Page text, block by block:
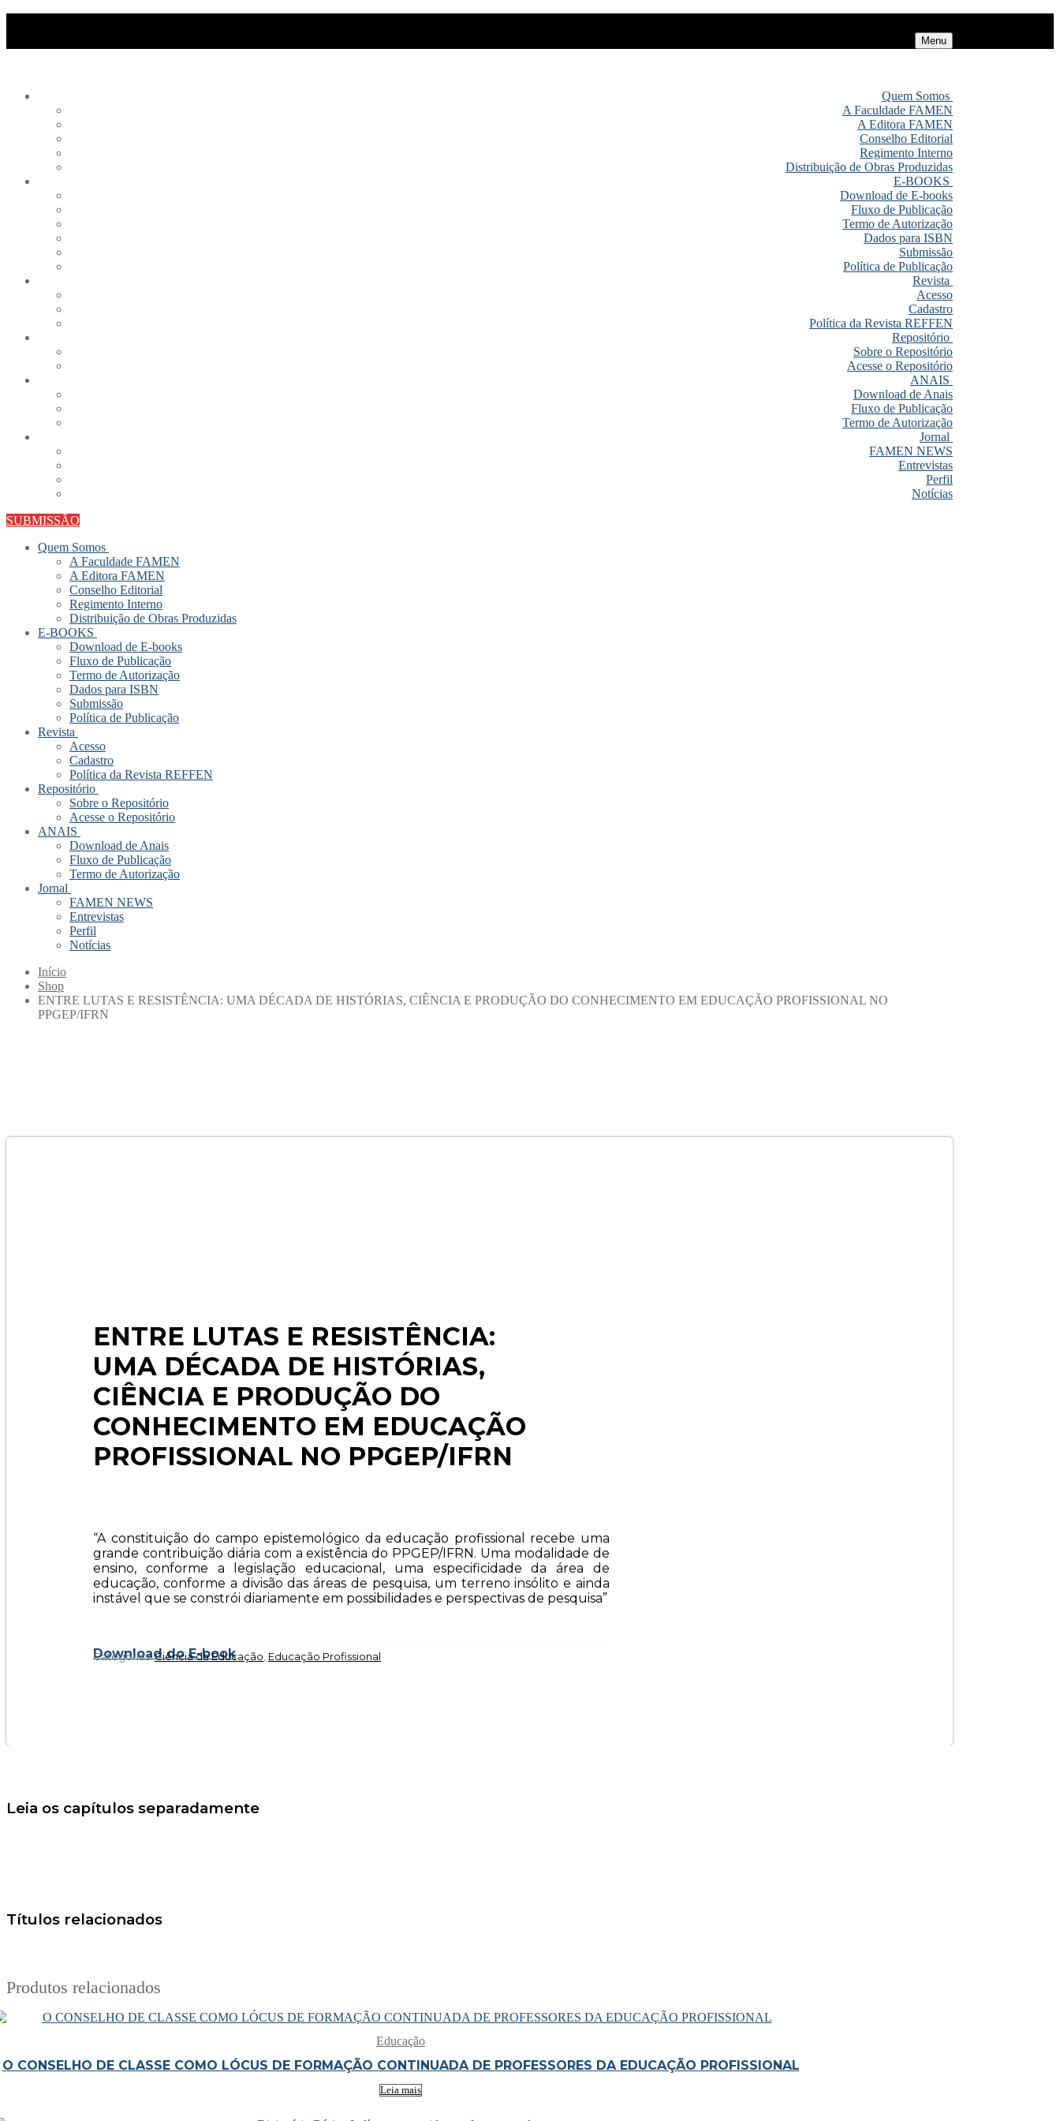
Menu
Quem Somos
A Faculdade FAMEN
A Editora FAMEN
Conselho Editorial
Regimento Interno
Distribuição de Obras Produzidas
E-BOOKS
Download de E-books
Fluxo de Publicação
Termo de Autorização
Dados para ISBN
Submissão
Política de Publicação
Revista
Acesso
Cadastro
Política da Revista REFFEN
Repositório
Sobre o Repositório
Acesse o Repositório
ANAIS
Download de Anais
Fluxo de Publicação
Termo de Autorização
Jornal
FAMEN NEWS
Entrevistas
Perfil
Notícias
SUBMISSÃO
Quem Somos
A Faculdade FAMEN
A Editora FAMEN
Conselho Editorial
Regimento Interno
Distribuição de Obras Produzidas
E-BOOKS
Download de E-books
Fluxo de Publicação
Termo de Autorização
Dados para ISBN
Submissão
Política de Publicação
Revista
Acesso
Cadastro
Política da Revista REFFEN
Repositório
Sobre o Repositório
Acesse o Repositório
ANAIS
Download de Anais
Fluxo de Publicação
Termo de Autorização
Jornal
FAMEN NEWS
Entrevistas
Perfil
Notícias
Início
Shop
ENTRE LUTAS E RESISTÊNCIA: UMA DÉCADA DE HISTÓRIAS, CIÊNCIA E PRODUÇÃO DO CONHECIMENTO EM EDUCAÇÃO PROFISSIONAL NO
PPGEP/IFRN
ENTRE LUTAS E RESISTÊNCIA:
UMA DÉCADA DE HISTÓRIAS,
CIÊNCIA E PRODUÇÃO DO
CONHECIMENTO EM EDUCAÇÃO
PROFISSIONAL NO PPGEP/IFRN
“A constituição do campo epistemológico da educação profissional recebe uma
grande contribuição diária com a existência do PPGEP/IFRN. Uma modalidade de
ensino, conforme a legislação educacional, uma especificidade da área de
educação, conforme a divisão das áreas de pesquisa, um terreno insólito e ainda
instável que se constrói diariamente em possibilidades e perspectivas de pesquisa”
Download do E-book
Categorias:Ciência da Educação Educação Profissional
Leia os capítulos separadamente
Títulos relacionados
Produtos relacionados
Educação
O CONSELHO DE CLASSE COMO LÓCUS DE FORMAÇÃO CONTINUADA DE PROFESSORES DA EDUCAÇÃO PROFISSIONAL
Leia mais